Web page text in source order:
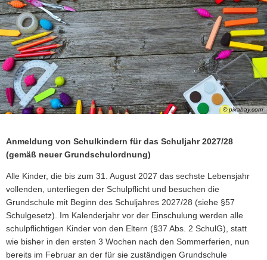
STANDESAMT
WAHLEN
ELEKTRONISCHE KOMMUNIKATION
ELEKTRONISCHE RECHNUNGEN
VER- & ENTSORGER
VG-WERKE
WASSERVERSORGUNG
ABWASSERBESEITIGUNG
ENTGELTE & TARIFE
ZÄHLERSTAND
NETZWERKE
SHOP
© pixabay.com
Anmeldung von Schulkindern für das Schuljahr 2027/28
(gemäß neuer Grundschulordnung)
Alle Kinder, die bis zum 31. August 2027 das sechste Lebensjahr
vollenden, unterliegen der Schulpflicht und besuchen die
Grundschule mit Beginn des Schuljahres 2027/28 (siehe §57
Schulgesetz). Im Kalenderjahr vor der Einschulung werden alle
schulpflichtigen Kinder von den Eltern (§37 Abs. 2 SchulG), statt
wie bisher in den ersten 3 Wochen nach den Sommerferien, nun
bereits im Februar an der für sie zuständigen Grundschule